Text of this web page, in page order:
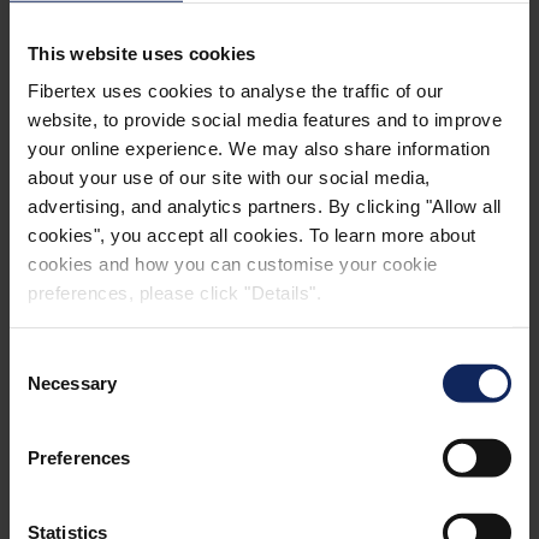
This website uses cookies
Fibertex uses cookies to analyse the traffic of our
website, to provide social media features and to improve
your online experience. We may also share information
about your use of our site with our social media,
advertising, and analytics partners. By clicking "Allow all
cookies", you accept all cookies. To learn more about
cookies and how you can customise your cookie
preferences, please click "Details".
Selection
Necessary
Preferences
Statistics